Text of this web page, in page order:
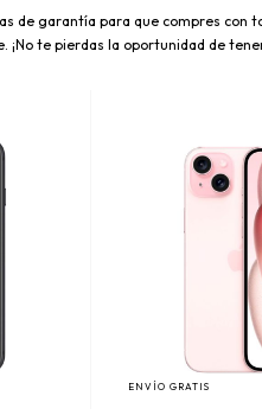
de garantía para que compres
te pierdas la oportunidad de
ENVÍO GRATIS